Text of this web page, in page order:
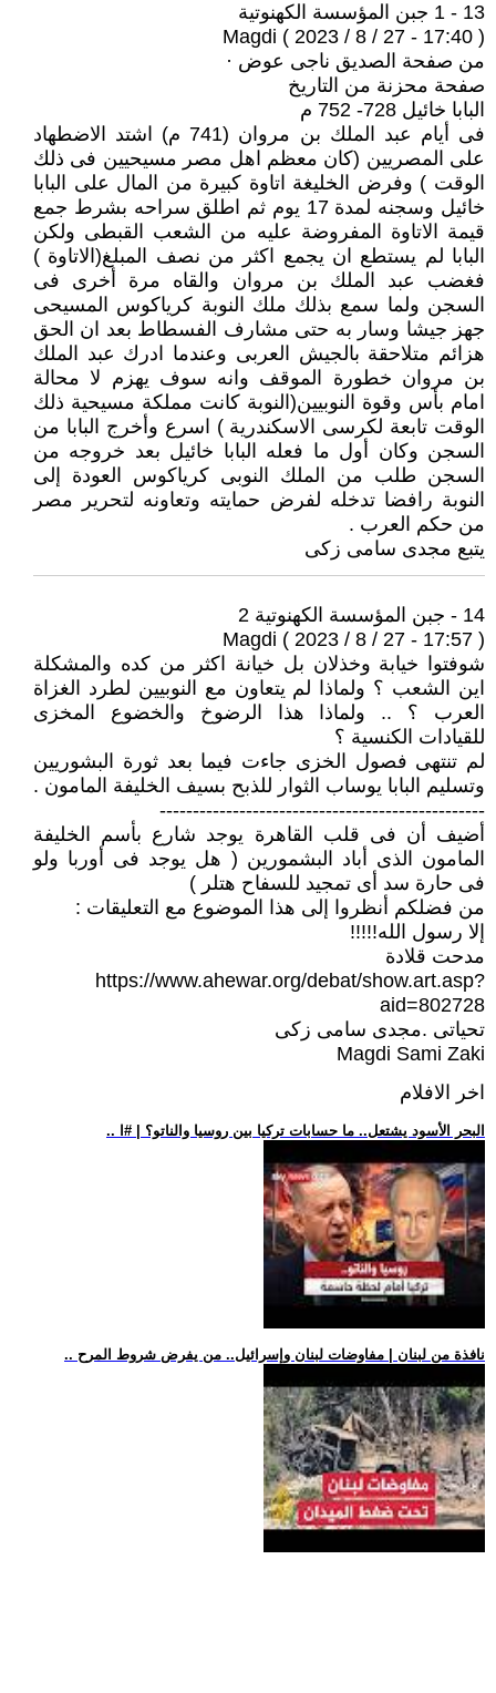
13 - 1 جبن المؤسسة الكهنوتية
Magdi ( 2023 / 8 / 27 - 17:40 )
من صفحة الصديق ناجى عوض ·
صفحة محزنة من التاريخ
البابا خائيل 728- 752 م
فى أيام عبد الملك بن مروان (741 م) اشتد الاضطهاد
على المصريين (كان معظم اهل مصر مسيحيين فى ذلك
الوقت ) وفرض الخليغة اتاوة كبيرة من المال على البابا
خائيل وسجنه لمدة 17 يوم ثم اطلق سراحه بشرط جمع
قيمة الاتاوة المفروضة عليه من الشعب القبطى ولكن
البابا لم يستطع ان يجمع اكثر من نصف المبلغ(الاتاوة )
فغضب عبد الملك بن مروان والقاه مرة أخرى فى
السجن ولما سمع بذلك ملك النوبة كرياكوس المسيحى
جهز جيشا وسار به حتى مشارف الفسطاط بعد ان الحق
هزائم متلاحقة بالجيش العربى وعندما ادرك عبد الملك
بن مروان خطورة الموقف وانه سوف يهزم لا محالة
امام بأس وقوة النوبيين(النوبة كانت مملكة مسيحية ذلك
الوقت تابعة لكرسى الاسكندرية ) اسرع وأخرج البابا من
السجن وكان أول ما فعله البابا خائيل بعد خروجه من
السجن طلب من الملك النوبى كرياكوس العودة إلى
النوبة رافضا تدخله لفرض حمايته وتعاونه لتحرير مصر
من حكم العرب .
يتبع مجدى سامى زكى
14 - جبن المؤسسة الكهنوتية 2
Magdi ( 2023 / 8 / 27 - 17:57 )
شوفتوا خيابة وخذلان بل خيانة اكثر من كده والمشكلة
اين الشعب ؟ ولماذا لم يتعاون مع النوبيين لطرد الغزاة
العرب ؟ .. ولماذا هذا الرضوخ والخضوع المخزى
للقيادات الكنسية ؟
لم تنتهى فصول الخزى جاءت فيما بعد ثورة البشوريين
وتسليم البابا يوساب الثوار للذبح بسيف الخليفة المامون .
-------------------------------------------------
أضيف أن فى قلب القاهرة يوجد شارع بأسم الخليفة
المامون الذى أباد البشمورين ( هل يوجد فى أوربا ولو
فى حارة سد أى تمجيد للسفاح هتلر )
من فضلكم أنظروا إلى هذا الموضوع مع التعليقات :
إلا رسول الله!!!!!
مدحت قلادة
https://www.ahewar.org/debat/show.art.asp?
aid=802728
تحياتى .مجدى سامى زكى
Magdi Sami Zaki
اخر الافلام
.. البحر الأسود يشتعل.. ما حسابات تركيا بين روسيا والناتو؟ | #ا
.. نافذة من لبنان | مفاوضات لبنان وإسرائيل.. من يفرض شروط المرح